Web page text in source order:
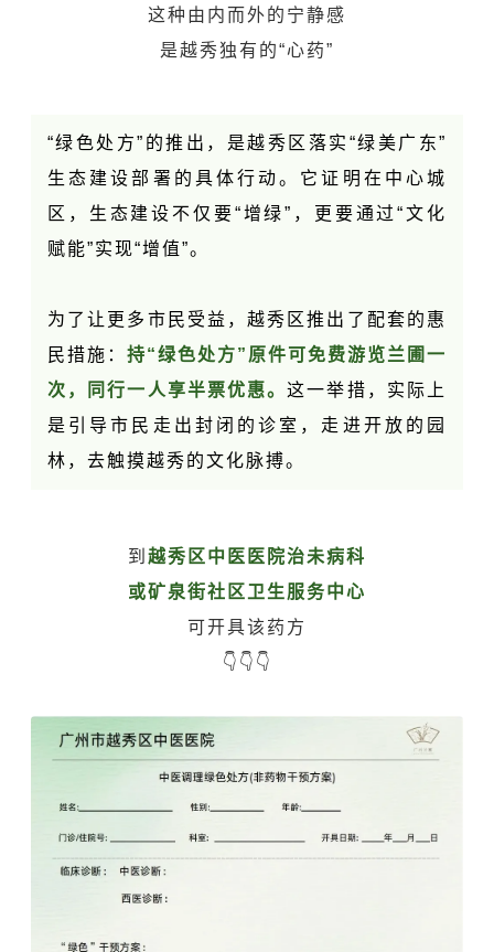
这种由内而外的宁静感
是越秀独有的“心药”
“绿色处方”的推出，是越秀区落实“绿美广东”
生态建设部署的具体行动。它证明在中心城
区，生态建设不仅要“增绿”，更要通过“文化
赋能”实现“增值”。
为了让更多市民受益，越秀区推出了配套的惠
民措施： 持“绿色处方”原件可免费游览兰圃一
次，同行一人享半票优惠。这一举措，实际上
是引导市民走出封闭的诊室，走进开放的园
林，去触摸越秀的文化脉搏。
到 越秀区中医医院治未病科
或矿泉街社区卫生服务中心
可开具该药方
👇👇👇